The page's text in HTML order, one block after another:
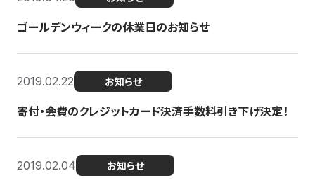
ゴールデンウィークの休業日のお知らせ
2019.02.22 お知らせ
寄付・会費のクレジットカード決済手数料引き下げ決定！
2019.02.04 お知らせ